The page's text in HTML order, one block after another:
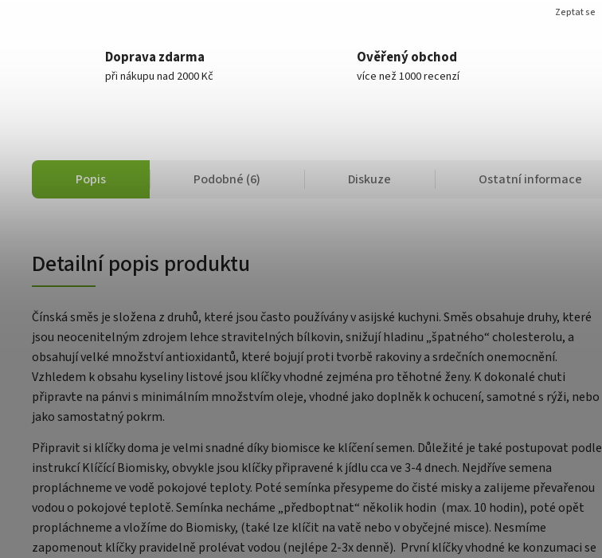
Zeptat se
Doprava zdarma
při nákupu nad 2000 Kč
Ověřený obchod
více než 1000 recenzí
Popis Podobné (6) Diskuze Ostatní informace
Detailní popis produktu
Čínská směs je složena z druhů, které jsou často používány v asijské kuchyni. Směs obsahuje druhy, které
jsou neocenitelným zdrojem lehce stravitelných bílkovin, snižují hladinu „špatného“ cholesterolu, a
obsahují velké množství antioxidantů, které bojují proti tvorbě rakoviny a srdečních onemocnění.
Vzhledem k obsahu kyseliny listové jsou klíčky vhodné zejména pro těhotné ženy. K dokonalé chuti
připravte na pánvi s minimálním množstvím oleje, vhodné jako doplněk k ochucení, samotné s rýži, nebo
jako samostatný pokrm.
Připravit si klíčky doma je velmi snadné díky biomisce ke klíčení semen. Důležité je také postupovat podle
instrukcí Klíčící Biomisky, obvykle jsou klíčky připravené k jídlu cca ve 3-4 dnech. Nejdříve semena
propláchneme ve vodě pokojové teploty. Poté semínka přesypeme do čisté misky a zalijeme převařenou
vodou o pokojové teplotě. Semínka necháme „předboptnat“ několik hodin (max. 10 hodin), poté opět
propláchneme a vložíme do Biomisky, (také lze klíčit na vatě nebo v obyčejné misce). Nesmíme
zapomenout klíčky pravidelně prolévat vodou (nejlépe 2-3x denně). První klíčky vhodné ke konzumaci se